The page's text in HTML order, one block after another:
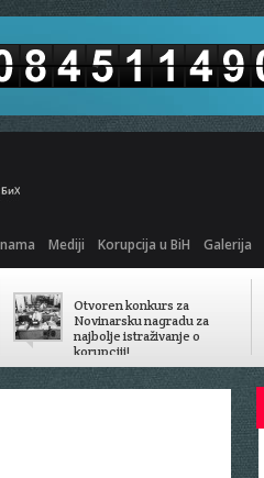
Mediji Korupcija u BiH Galerija
Otvoren konkurs za
Novinarsku nagradu za
najbolje istraživanje o
korupciji!